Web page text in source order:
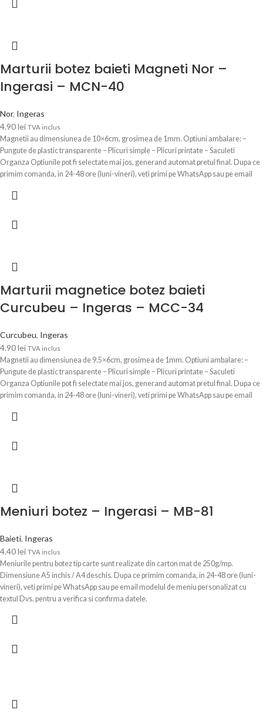
Marturii botez baieti Magneti Nor –
Ingerasi – MCN-40
Nor, Ingeras
4.90lei TVA inclus
Magnetii au dimensiunea de 10×6cm, grosimea de 1mm. Optiuni ambalare: –
Pungute de plastic transparente – Plicuri simple – Plicuri printate – Saculeti
Organza Optiunile pot fi selectate mai jos, generand automat pretul final. Dupa ce
primim comanda, in 24-48 ore (luni-vineri), veti primi pe WhatsApp sau pe email
datele.
Marturii magnetice botez baieti
Curcubeu – Ingeras – MCC-34
Curcubeu, Ingeras
4.90lei TVA inclus
Magnetii au dimensiunea de 9.5×6cm, grosimea de 1mm. Optiuni ambalare: –
Pungute de plastic transparente – Plicuri simple – Plicuri printate – Saculeti
Organza Optiunile pot fi selectate mai jos, generand automat pretul final. Dupa ce
primim comanda, in 24-48 ore (luni-vineri), veti primi pe WhatsApp sau pe email
datele.
Meniuri botez – Ingerasi – MB-81
Baieti, Ingeras
4.40lei TVA inclus
Meniurile pentru botez tip carte sunt realizate din carton mat de 250g/mp.
Dimensiune A5 inchis / A4 deschis. Dupa ce primim comanda, in 24-48 ore (luni-
vineri), veti primi pe WhatsApp sau pe email modelul de meniu personalizat cu
textul Dvs. pentru a verifica si confirma datele.